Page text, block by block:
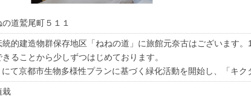
道鷲尾町５１１
的建造物群保存地区「ねねの道」に旅館元奈古はございます。
ることから少しずつはじめております。
て京都市生物多様性プランに基づく緑化活動を開始し、「キク
栽